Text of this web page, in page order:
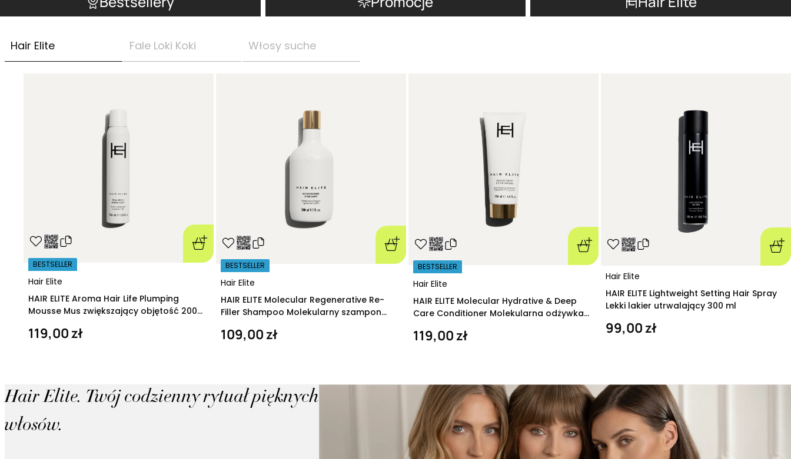
Hair Elite Fale Loki Koki Włosy suche
Hair Elite
BESTSELLER
HAIR ELITE Aroma Hair Life Plumping
Mousse Mus zwiększający objętość 200
119,00 zł
Hair Elite
BESTSELLER
HAIR ELITE Molecular Regenerative Re-
Filler Shampoo Molekularny szampon
109,00 zł
Hair Elite
BESTSELLER
HAIR ELITE Molecular Hydrative & Deep
Care Conditioner Molekularna odżywka
119,00 zł
Hair Elite
HAIR ELITE Lightweight Setting Hair Spray
Lekki lakier utrwalający 300 ml
99,00 zł
Hair Elite. Twój codzienny rytuał pięknych
włosów.